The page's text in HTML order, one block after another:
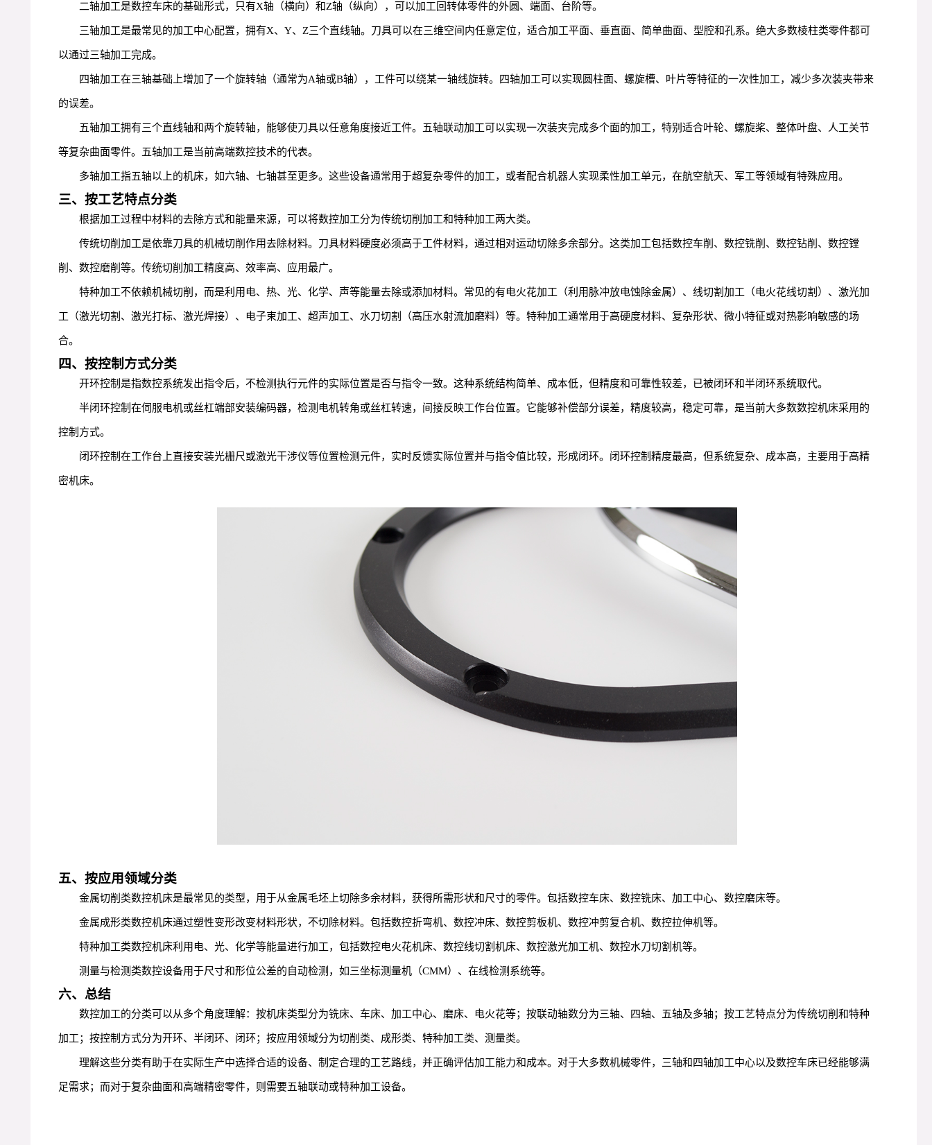
二轴加工是数控车床的基础形式，只有X轴（横向）和Z轴（纵向），可以加工回转体零件的外圆、端面、台阶等。
三轴加工是最常见的加工中心配置，拥有X、Y、Z三个直线轴。刀具可以在三维空间内任意定位，适合加工平面、垂直面、简单曲面、型腔和孔系。绝大多数棱柱类零件都可
以通过三轴加工完成。
四轴加工在三轴基础上增加了一个旋转轴（通常为A轴或B轴），工件可以绕某一轴线旋转。四轴加工可以实现圆柱面、螺旋槽、叶片等特征的一次性加工，减少多次装夹带来
的误差。
五轴加工拥有三个直线轴和两个旋转轴，能够使刀具以任意角度接近工件。五轴联动加工可以实现一次装夹完成多个面的加工，特别适合叶轮、螺旋桨、整体叶盘、人工关节
等复杂曲面零件。五轴加工是当前高端数控技术的代表。
多轴加工指五轴以上的机床，如六轴、七轴甚至更多。这些设备通常用于超复杂零件的加工，或者配合机器人实现柔性加工单元，在航空航天、军工等领域有特殊应用。
三、按工艺特点分类
根据加工过程中材料的去除方式和能量来源，可以将数控加工分为传统切削加工和特种加工两大类。
传统切削加工是依靠刀具的机械切削作用去除材料。刀具材料硬度必须高于工件材料，通过相对运动切除多余部分。这类加工包括数控车削、数控铣削、数控钻削、数控镗
削、数控磨削等。传统切削加工精度高、效率高、应用最广。
特种加工不依赖机械切削，而是利用电、热、光、化学、声等能量去除或添加材料。常见的有电火花加工（利用脉冲放电蚀除金属）、线切割加工（电火花线切割）、激光加
工（激光切割、激光打标、激光焊接）、电子束加工、超声加工、水刀切割（高压水射流加磨料）等。特种加工通常用于高硬度材料、复杂形状、微小特征或对热影响敏感的场
合。
四、按控制方式分类
开环控制是指数控系统发出指令后，不检测执行元件的实际位置是否与指令一致。这种系统结构简单、成本低，但精度和可靠性较差，已被闭环和半闭环系统取代。
半闭环控制在伺服电机或丝杠端部安装编码器，检测电机转角或丝杠转速，间接反映工作台位置。它能够补偿部分误差，精度较高，稳定可靠，是当前大多数数控机床采用的
控制方式。
闭环控制在工作台上直接安装光栅尺或激光干涉仪等位置检测元件，实时反馈实际位置并与指令值比较，形成闭环。闭环控制精度最高，但系统复杂、成本高，主要用于高精
密机床。
五、按应用领域分类
金属切削类数控机床是最常见的类型，用于从金属毛坯上切除多余材料，获得所需形状和尺寸的零件。包括数控车床、数控铣床、加工中心、数控磨床等。
金属成形类数控机床通过塑性变形改变材料形状，不切除材料。包括数控折弯机、数控冲床、数控剪板机、数控冲剪复合机、数控拉伸机等。
特种加工类数控机床利用电、光、化学等能量进行加工，包括数控电火花机床、数控线切割机床、数控激光加工机、数控水刀切割机等。
测量与检测类数控设备用于尺寸和形位公差的自动检测，如三坐标测量机（CMM）、在线检测系统等。
六、总结
数控加工的分类可以从多个角度理解：按机床类型分为铣床、车床、加工中心、磨床、电火花等；按联动轴数分为三轴、四轴、五轴及多轴；按工艺特点分为传统切削和特种
加工；按控制方式分为开环、半闭环、闭环；按应用领域分为切削类、成形类、特种加工类、测量类。
理解这些分类有助于在实际生产中选择合适的设备、制定合理的工艺路线，并正确评估加工能力和成本。对于大多数机械零件，三轴和四轴加工中心以及数控车床已经能够满
足需求；而对于复杂曲面和高端精密零件，则需要五轴联动或特种加工设备。